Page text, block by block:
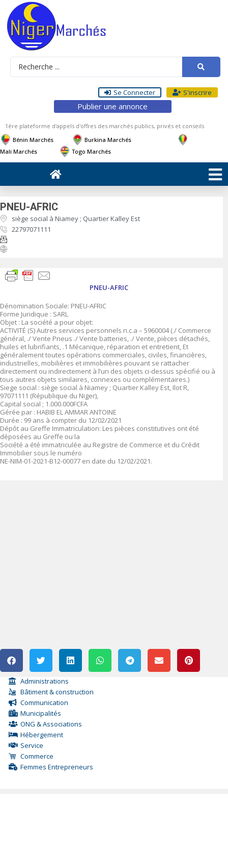
Se Connecter S'inscrire
Publier une annonce
1ère plateforme d'appels d'offres des marchés publics, privés et conseils
Bénin Marchés
Burkina Marchés
Mali Marchés
Togo Marchés
PNEU-AFRIC
siège social à Niamey ; Quartier Kalley Est
22797071111
PNEU-AFRIC
Dénomination Sociale: PNEU-AFRIC
Forme Juridique : SARL
Objet : La société a pour objet:
ACTIVITÉ (S) Autres services personnels n.c.a – 5960004 (./ Commerce
général, ./ Vente Pneus ./ Vente batteries, ./ Vente, pièces détachés,
huiles et lubrifiants, .1 Mécanique, réparation et entretient, Et
généralement toutes opérations commerciales, civiles, financières,
industrielles, mobilières et immobilières pouvant se rattacher
directement ou indirectement à l’un des objets ci-dessus spécifié ou à
tous autres objets similaires, connexes ou complémentaires.)
Siege social : siège social à Niamey ; Quartier Kalley Est, Ilot R,
97071111 (République du Niger),
Capital social ; 1.000.000FCFA
Gérée par : HABIB EL AMMAR ANTOINE
Durée : 99 ans à compter du 12/02/2021
Dépôt au Greffe Immatriculation: Les pièces constitutives ont été
déposées au Greffe ou la
Société a été immatriculée au Registre de Commerce et du Crédit
Immobilier sous le numéro
NE-NIM-01-2021-B12-00077 en date du 12/02/2021.
Administrations
Bâtiment & construction
Communication
Municipalités
ONG & Associations
Hébergement
Service
Commerce
Femmes Entrepreneurs